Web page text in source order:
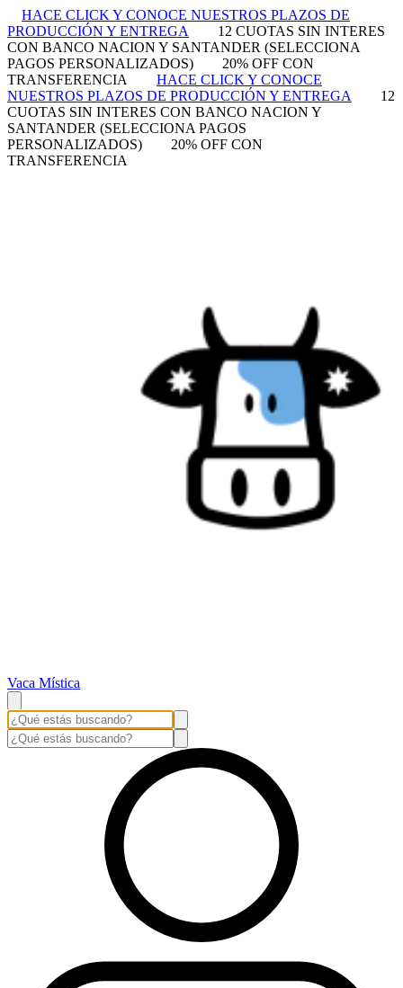
HACE CLICK Y CONOCE NUESTROS PLAZOS DE
PRODUCCIÓN Y ENTREGA
12 CUOTAS SIN INTERES
CON BANCO NACION Y SANTANDER (SELECCIONA
PAGOS PERSONALIZADOS)
20% OFF CON
TRANSFERENCIA
HACE CLICK Y CONOCE
NUESTROS PLAZOS DE PRODUCCIÓN Y ENTREGA
12
CUOTAS SIN INTERES CON BANCO NACION Y
SANTANDER (SELECCIONA PAGOS
PERSONALIZADOS)
20% OFF CON
TRANSFERENCIA
Vaca Mística